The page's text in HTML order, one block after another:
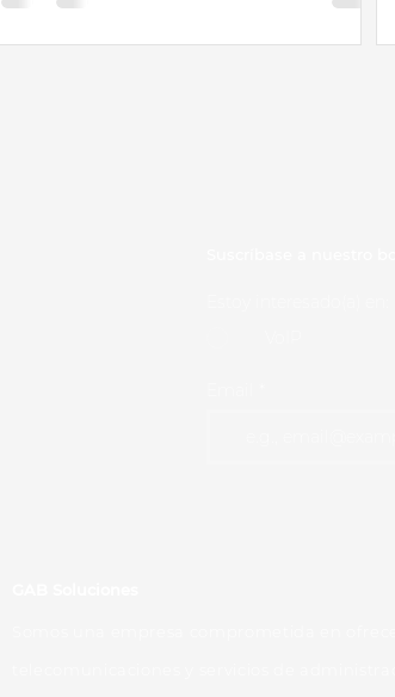
coronavirus ponen en
riesgo la vuelta a la